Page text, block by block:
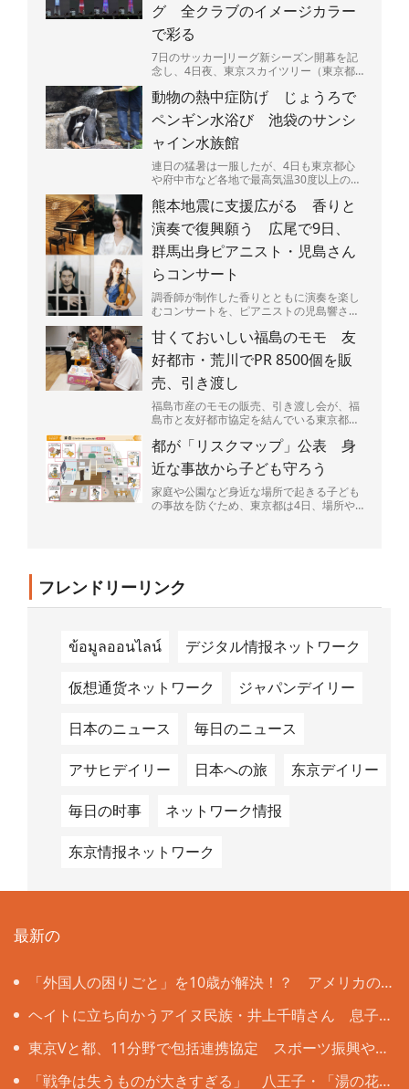
グ 全クラブのイメージカラー
で彩る
7日のサッカーJリーグ新シーズン開幕を記
念し、4日夜、東京スカイツリー（東京都
J1、J2、J3全...
動物の熱中症防げ じょうろで
ペンギン水浴び 池袋のサンシ
ャイン水族館
連日の猛暑は一服したが、4日も東京都心
や府中市など各地で最高気温30度以上の真
都内－。暑さは人間...
熊本地震に支援広がる 香りと
演奏で復興願う 広尾で9日、
群馬出身ピアニスト・児島さん
らコンサート
調香師が制作した香りとともに演奏を楽し
むコンサートを、ピアニストの児島響さん
売り上げの一部は、...
甘くておいしい福島のモモ 友
好都市・荒川でPR 8500個を販
売、引き渡し
福島市産のモモの販売、引き渡し会が、福
島市と友好都市協定を結んでいる東京都荒
た箱を持ち帰っていた...
都が「リスクマップ」公表 身
近な事故から子ども守ろう
家庭や公園など身近な場所で起きる子ども
の事故を防ぐため、東京都は4日、場所や
フレンドリーリンク
ข้อมูลออนไลน์ デジタル情报ネットワーク
仮想通货ネットワーク ジャパンデイリー
日本のニュース 毎日のニュース
アサヒデイリー 日本への旅 东京デイリー
毎日の时事 ネットワーク情报
东京情报ネットワーク
最新の
「外国人の困りごと」を10歳が解決！？ アメリカの
名門大教授も注目する大田区立北糀谷小の挑戦
ヘイトに立ち向かうアイヌ民族・井上千晴さん 息子
誕生で変化「うそをついているような感覚」にさいなま
れ
東京Vと都、11分野で包括連携協定 スポーツ振興や健
康増進などで
「戦争は失うものが大きすぎる」 八王子・「湯の花